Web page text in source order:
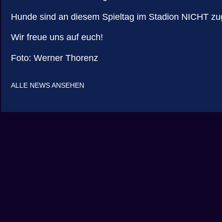
Hunde sind an diesem Spieltag im Stadion NICHT
Wir freue uns auf euch!
Foto: Werner Thorenz
ALLE NEWS ANSEHEN